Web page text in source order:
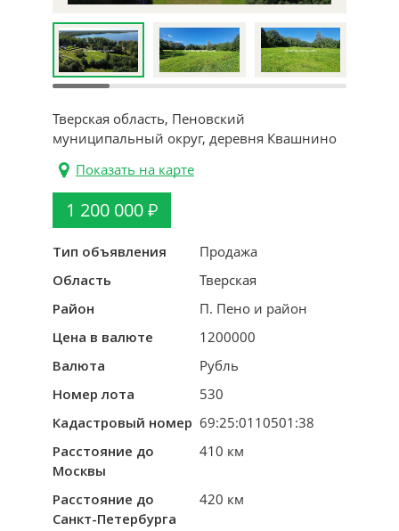
Тверская область, Пеновский
муниципальный округ, деревня Квашнино
Показать на карте
1 200 000
Тип объявления
Продажа
Область
Тверская
Район
П. Пено и район
Цена в валюте
1200000
Валюта
Рубль
Номер лота
530
Кадастровый номер 69:25:0110501:38
Расстояние до
Москвы
410 км
Расстояние до
Санкт-Петербурга
420 км